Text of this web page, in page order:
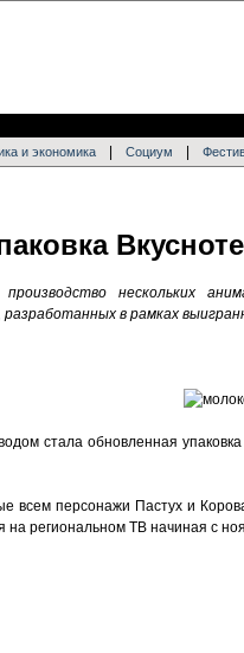
и экономика Социум
нескольких
в рамках
стала обновленная упаковка
всем персонажи Пастух и
региональном ТВ начиная с